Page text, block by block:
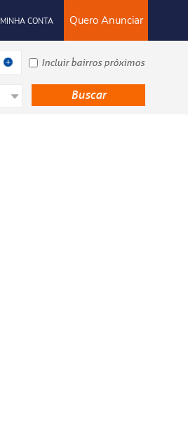
Quero Anunciar
MINHA CONTA
Incluir bairros próximos